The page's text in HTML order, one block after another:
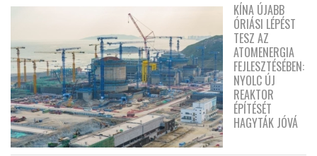
KÍNA ÚJABB
ÓRIÁSI LÉPÉST
TESZ AZ
ATOMENERGIA
FEJLESZTÉSÉBEN:
NYOLC ÚJ
REAKTOR
ÉPÍTÉSÉT
HAGYTÁK JÓVÁ